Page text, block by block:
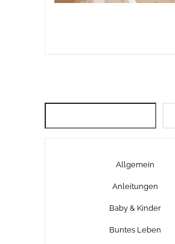
Allgemein
Anleitungen
Baby & Kinder
Buntes Leben